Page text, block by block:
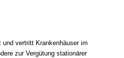
und vertritt Krankenhäuser im
zur Vergütung stationärer